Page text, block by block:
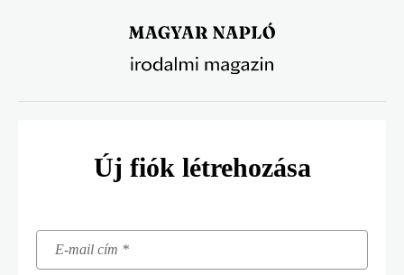
Új fiók létrehozása